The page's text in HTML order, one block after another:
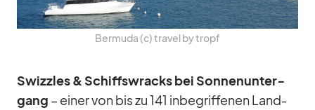
Ber­muda (c) tra­vel by tropf
Swizz­les & Schiffs­wracks bei Son­nen­un­ter­
gang – ei­ner von bis zu 141 in­be­grif­fe­nen Land­